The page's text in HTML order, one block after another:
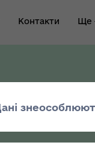
Контакти Ще